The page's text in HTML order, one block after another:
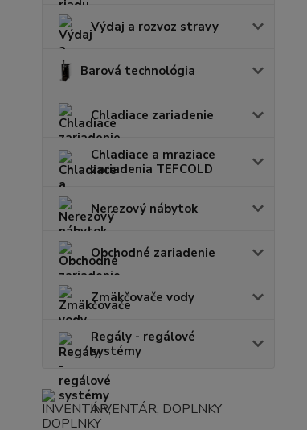
Výdaj a rozvoz stravy
Barová technológia
Chladiace zariadenie
Chladiace a mraziace
zariadenia TEFCOLD
Nerezový nábytok
Obchodné zariadenie
Zmäkčovače vody
Regály - regálové
systémy
INVENTÁR, DOPLNKY